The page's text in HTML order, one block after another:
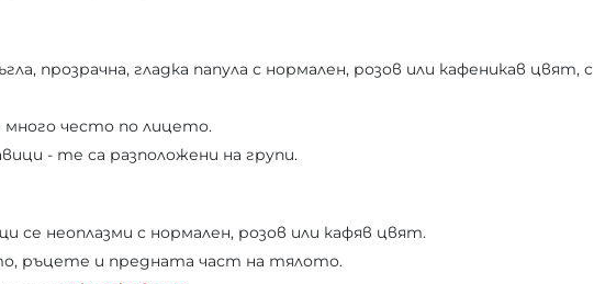
прозрачна, гладка папула с нормален, розов или кафеникав цвят, с
много често по лицето.
- те са разположени на групи.
се неоплазми с нормален, розов или кафяв цвят.
ръцете и предната част на тялото.